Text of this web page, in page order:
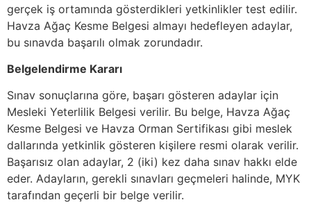
gerçek iş ortamında gösterdikleri yetkinlikler test edilir.
Havza Ağaç Kesme Belgesi almayı hedefleyen adaylar,
bu sınavda başarılı olmak zorundadır.
Belgelendirme Kararı
Sınav sonuçlarına göre, başarı gösteren adaylar için
Mesleki Yeterlilik Belgesi verilir. Bu belge, Havza Ağaç
Kesme Belgesi ve Havza Orman Sertifikası gibi meslek
dallarında yetkinlik gösteren kişilere resmi olarak verilir.
Başarısız olan adaylar, 2 (iki) kez daha sınav hakkı elde
eder. Adayların, gerekli sınavları geçmeleri halinde, MYK
tarafından geçerli bir belge verilir.